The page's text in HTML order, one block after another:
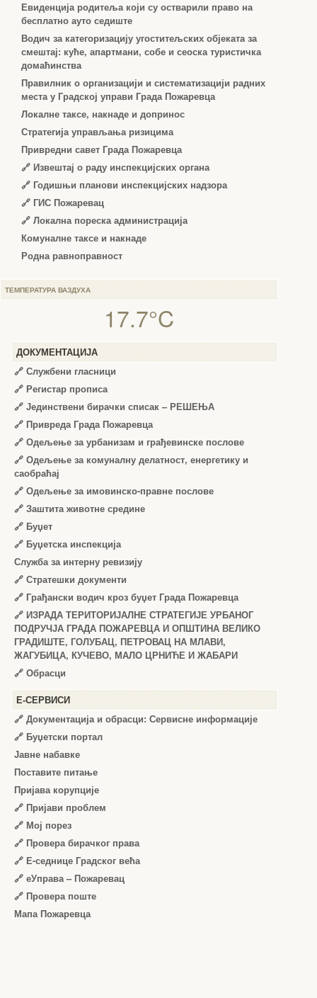
Евиденција родитеља који су остварили право на
бесплатно ауто седиште
Водич за категоризацију угоститељских објеката за
смештај: куће, апартмани, собе и сеоска туристичка
домаћинства
Правилник о организацији и систематизацији радних
места у Градској управи Града Пожаревца
Локалне таксе, накнаде и допринос
Стратегија управљања ризицима
Привредни савет Града Пожаревца
🔗 Извештај о раду инспекцијских органа
🔗 Годишњи планови инспекцијских надзора
🔗 ГИС Пожаревац
🔗 Локална пореска администрација
Комуналне таксе и накнаде
Родна равноправност
ТЕМПЕРАТУРА ВАЗДУХА
17.7°C
ДОКУМЕНТАЦИЈА
🔗 Службени гласници
🔗 Регистар прописа
🔗 Јединствени бирачки списак – РЕШЕЊА
🔗 Привреда Града Пожаревца
🔗 Одељење за урбанизам и грађевинске послове
🔗 Одељење за комуналну делатност, енергетику и
саобраћај
🔗 Одељење за имовинско-правне послове
🔗 Заштита животне средине
🔗 Буџет
🔗 Буџетска инспекција
Служба за интерну ревизију
🔗 Стратешки документи
🔗 Грађански водич кроз буџет Града Пожаревца
🔗 ИЗРАДА ТЕРИТОРИЈАЛНЕ СТРАТЕГИЈЕ УРБАНОГ
ПОДРУЧЈА ГРАДА ПОЖАРЕВЦА И ОПШТИНА ВЕЛИКО
ГРАДИШТЕ, ГОЛУБАЦ, ПЕТРОВАЦ НА МЛАВИ,
ЖАГУБИЦА, КУЧЕВО, МАЛО ЦРНИЋЕ И ЖАБАРИ
🔗 Обрасци
Е-СЕРВИСИ
🔗 Документација и обрасци: Сервисне информације
🔗 Буџетски портал
Јавне набавке
Поставите питање
Пријава корупције
🔗 Пријави проблем
🔗 Мој порез
🔗 Провера бирачког права
🔗 Е-седнице Градског већа
🔗 еУправа – Пожаревац
🔗 Провера поште
Мапа Пожаревца